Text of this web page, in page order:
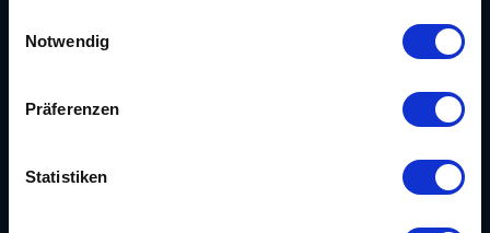
Notwendig
Präferenzen
Statistiken
Dienstag
10:00 - 20:00
10:00 - 20:00
10:00 - 20:00
Sonntag
10:00 - 20:00